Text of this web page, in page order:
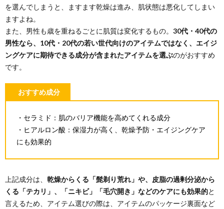
を選んでしまうと、ますます乾燥は進み、肌状態は悪化してしまい
ますよね。
また、男性も歳を重ねるごとに肌質は変化するもの。 30代・40代の
男性なら、10代・20代の若い世代向けのアイテムではなく、エイジ
ングケアに期待できる成分が含まれたアイテムを選ぶのがおすすめ
です。
おすすめ成分
・セラミド：肌のバリア機能を高めてくれる成分
・ヒアルロン酸：保湿力が高く、乾燥予防・エイジングケア
にも効果的
上記成分は、 乾燥からくる「髭剃り荒れ」や、皮脂の過剰分泌から
くる「テカリ」、「ニキビ」「毛穴開き」などのケアにも効果的と
言えるため、アイテム選びの際は、アイテムのパッケージ裏面など